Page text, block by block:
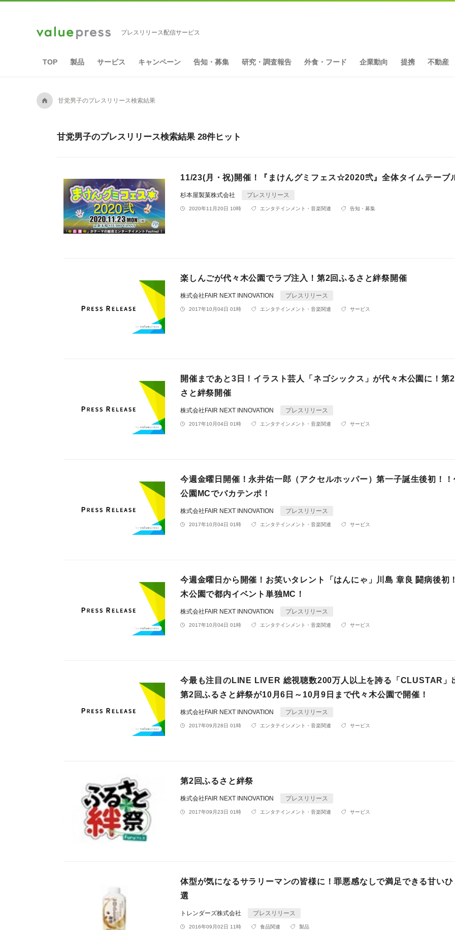
プレスリリース配信サービス
TOP 製品 サービス キャンペーン 告知・募集 研究・調査報告 外食・フード 企業動向 提携 不動産
A 甘党男子のプレスリリース検索結果
甘党男子のプレスリリース検索結果 28件ヒット
11/23(月・祝)開催！『まけんグミフェス☆2020弐』全体タイムテーブ
杉本屋製菓株式会社 プレスリリース
2020年11月20日 10時 エンタテインメント・音楽関連 告知・募集
楽しんごが代々木公園でラブ注入！第2回ふるさと絆祭開催
株式会社FAIR NEXT INNOVATION プレスリリース
2017年10月04日 01時 エンタテインメント・音楽関連 サービス
開催まであと3日！イラスト芸人「ネゴシックス」が代々木公園に！第
さと絆祭開催
株式会社FAIR NEXT INNOVATION プレスリリース
2017年10月04日 01時 エンタテインメント・音楽関連 サービス
今週金曜日開催！永井佑一郎（アクセルホッパー）第一子誕生後初！
公園MCでバカテンポ！
株式会社FAIR NEXT INNOVATION プレスリリース
2017年10月04日 01時 エンタテインメント・音楽関連 サービス
今週金曜日から開催！お笑いタレント「はんにゃ」川島 章良 闘病後初
木公園で都内イベント単独MC！
株式会社FAIR NEXT INNOVATION プレスリリース
2017年10月04日 01時 エンタテインメント・音楽関連 サービス
今最も注目のLINE LIVER 総視聴数200万人以上を誇る「CLUSTAR」
第2回ふるさと絆祭が10月6日～10月9日まで代々木公園で開催！
株式会社FAIR NEXT INNOVATION プレスリリース
2017年09月28日 01時 エンタテインメント・音楽関連 サービス
第2回ふるさと絆祭
株式会社FAIR NEXT INNOVATION プレスリリース
2017年09月23日 01時 エンタテインメント・音楽関連 サービス
体型が気になるサラリーマンの皆様に！罪悪感なしで満足できる甘い
選
トレンダーズ株式会社 プレスリリース
2016年09月02日 11時 食品関連 製品